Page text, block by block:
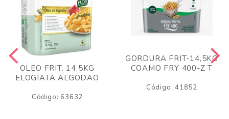
OLEO FRIT. 14,5KG
ELOGIATA ALGODAO
Código: 63632
GORDURA FRIT-14,5KG
COAMO FRY 400-Z T
Código: 41852